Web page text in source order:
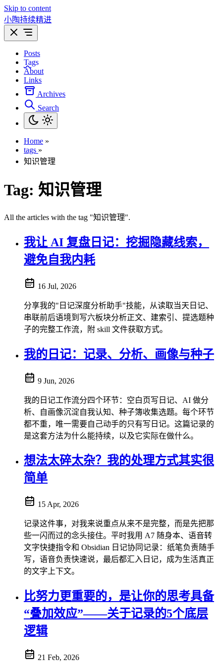
Skip to content
小陶持续精进
Posts
Tags
About
Links
Archives
Search
Home »
tags »
知识管理
Tag: 知识管理
All the articles with the tag "知识管理".
我让 AI 复盘日记：挖掘隐藏线索，
避免自我内耗
16 Jul, 2026
分享我的"日记深度分析助手"技能，从读取当天日记、
串联前后语境到写六板块分析正文、建索引、提选题种
子的完整工作流，附 skill 文件获取方式。
我的日记：记录、分析、画像与种子
9 Jun, 2026
我的日记工作流分四个环节：空白页写日记、AI 做分
析、自画像沉淀自我认知、种子簿收集选题。每个环节
都不重，唯一需要自己动手的只有写日记。这篇记录的
是这套方法为什么能持续，以及它实际在做什么。
想法太碎太杂？我的处理方式其实很
简单
15 Apr, 2026
记录这件事，对我来说重点从来不是完整，而是先把那
些一闪而过的念头接住。平时我用 A7 随身本、语音转
文字快捷指令和 Obsidian 日记协同记录：纸笔负责随手
写，语音负责快速说，最后都汇入日记，成为生活真正
的文字上下文。
比努力更重要的，是让你的思考具备
“叠加效应”——关于记录的5个底层
逻辑
21 Feb, 2026